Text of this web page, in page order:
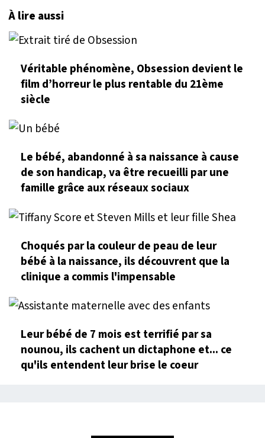
À lire aussi
Véritable phénomène, Obsession devient le
film d’horreur le plus rentable du 21ème
siècle
Le bébé, abandonné à sa naissance à cause
de son handicap, va être recueilli par une
famille grâce aux réseaux sociaux
Choqués par la couleur de peau de leur
bébé à la naissance, ils découvrent que la
clinique a commis l'impensable
Leur bébé de 7 mois est terrifié par sa
nounou, ils cachent un dictaphone et... ce
qu'ils entendent leur brise le coeur